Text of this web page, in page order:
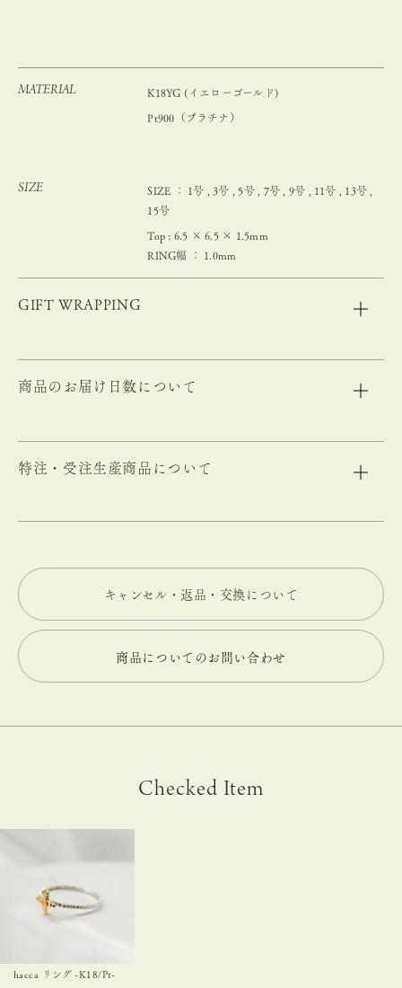
MATERIAL K18YG (イエローゴールド)
Pt900（プラチナ）
SIZE
SIZE ： 1号 , 3号 , 5号 , 7号 , 9号 , 11号 , 13号 ,
15号
Top : 6.5 × 6.5 × 1.5mm
RING幅 ： 1.0mm
GIFT WRAPPING
商品のお届け日数について
特注・受注生産商品について
キャンセル・返品・交換について
商品についてのお問い合わせ
Checked Item
hacca リング -K18/Pt-